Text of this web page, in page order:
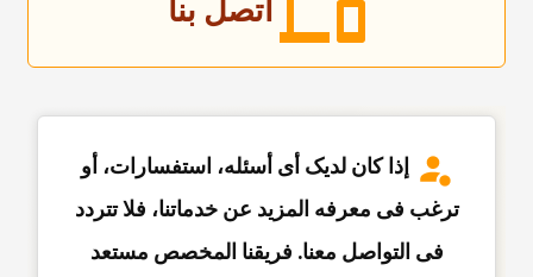
اتصل بنا
إذا کان لدیک أی أسئله، استفسارات، أو
ترغب فی معرفه المزید عن خدماتنا، فلا تتردد
فی التواصل معنا. فریقنا المخصص مستعد